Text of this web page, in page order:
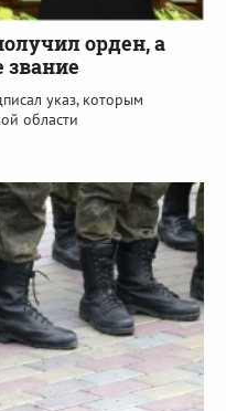
орден, а
звание
указ, которым
области